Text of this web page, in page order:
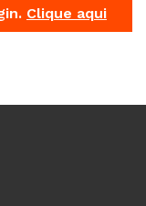
Clique aqui